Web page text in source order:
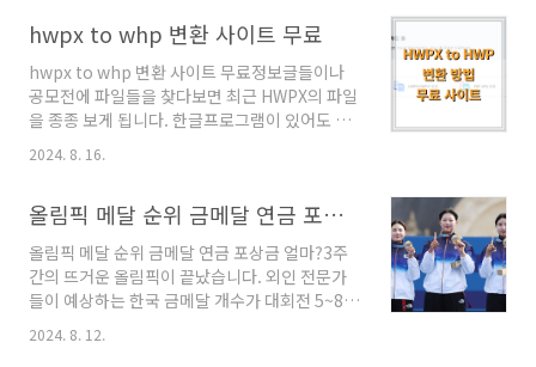
보도 있으니 끝까지 읽어주시기 바랍니다. 한컴
오피스 뷰어 특징한컴오피스 뷰어를 이용하는 ..
다. 구직급여를 받기 위해서는 구직기간 동안 실
업인정을 받아야 받아야 합니다. 특히 1차 실업인
정은 담당 고용플러스센터를 직접 방문해서 교육
을 받아서 구직활동으로 인정을 받는데요. 특정
상황에 따라서는 현장이 아니라 온라인교육으로
대체가 되기도 합니다. 코로나19 상황에 온라인
실업인정일 전날 문자나 알림톡이 오게 되는데
요. 알림톡을 받았다면 온라인으로 교육을 받고
인터넷 신청으로 1차 실업인정을 ..
hwpx to whp 변환 사이트 무료
hwpx to whp 변환 사이트 무료정보글들이나
공모전에 파일들을 찾다보면 최근 HWPX의 파일
을 종종 보게 됩니다. 한글프로그램이 있어도 읽
히지 않을 때가 있어서 정보를 읽거나 가공할 때
어려움이 있습니다. 오늘은 간단한 hwpx to
하겠습니다. 목차 1. HWPX란? 2. 폴라리스 오
피스 웹 3. 폴라리스 오피스 툴 hwpx 안열림 대
처법1. HWPX란? HWPX는 한글과 컴퓨터에서
지원하는 파일 형식으로 공공이나 민간에서 사용
하는 개방성을 확보하기 위해 XML기반의 파일입
니다. HWP의 경우 호환성이 좋지 않아서 DOC,
2024. 8. 16.
올림픽 메달 순위 금메달 연금 포상금 얼마?
올림픽 메달 순위 금메달 연금 포상금 얼마?3주
간의 뜨거운 올림픽이 끝났습니다. 외인 전문가
들이 예상하는 한국 금메달 개수가 대회전 5~8개
였는데요. 대회 최고기록 타이를 기록하며 마무
리했습니다. 파이올림픽 메달 순위 금메달 연금
2024. 8. 12.